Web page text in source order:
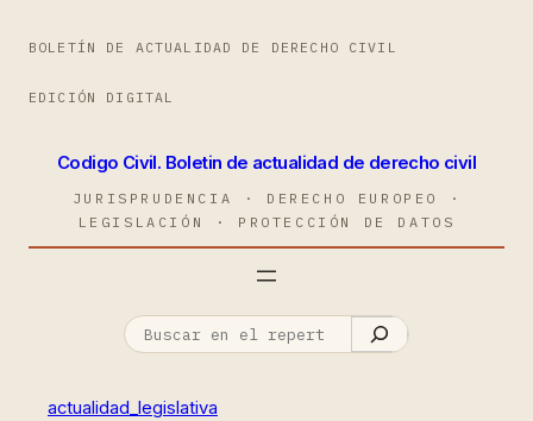
BOLETÍN DE ACTUALIDAD DE DERECHO CIVIL
EDICIÓN DIGITAL
Codigo Civil. Boletin de actualidad de derecho civil
JURISPRUDENCIA · DERECHO EUROPEO ·
LEGISLACIÓN · PROTECCIÓN DE DATOS
actualidad_legislativa